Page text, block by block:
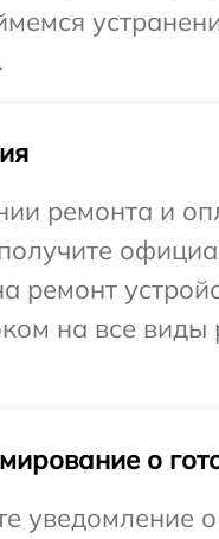
ремонта и
ремонт
на все виды
о
уведомление о